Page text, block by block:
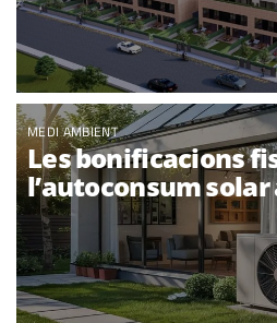
MEDI AMBIENT
Les bonificacions
l’autoconsum